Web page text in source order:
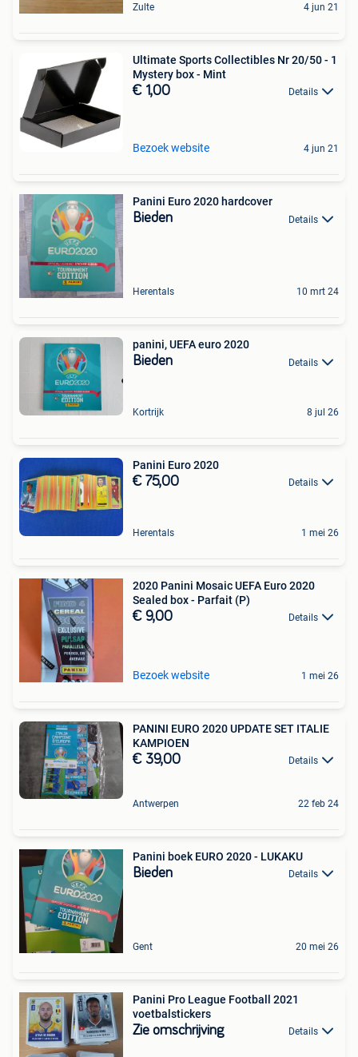
Zulte 4 jun 21
Ultimate Sports Collectibles Nr 20/50 - 1
Mystery box - Mint
€ 1,00 Details
Bezoek website 4 jun 21
Panini Euro 2020 hardcover
Bieden Details
Herentals 10 mrt 24
panini, UEFA euro 2020
Bieden Details
Kortrijk 8 jul 26
Panini Euro 2020
€ 75,00 Details
Herentals 1 mei 26
2020 Panini Mosaic UEFA Euro 2020
Sealed box - Parfait (P)
€ 9,00 Details
Bezoek website 1 mei 26
PANINI EURO 2020 UPDATE SET ITALIE
KAMPIOEN
€ 39,00 Details
Antwerpen 22 feb 24
Panini boek EURO 2020 - LUKAKU
Bieden Details
Gent 20 mei 26
Panini Pro League Football 2021
voetbalstickers
Zie omschrijving Details